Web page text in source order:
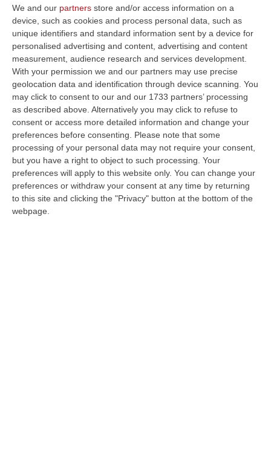
We and our partners store and/or access information on a
device, such as cookies and process personal data, such as
unique identifiers and standard information sent by a device for
personalised advertising and content, advertising and content
measurement, audience research and services development.
With your permission we and our partners may use precise
geolocation data and identification through device scanning. You
may click to consent to our and our 1733 partners’ processing
as described above. Alternatively you may click to refuse to
consent or access more detailed information and change your
preferences before consenting.
Please note that some
processing of your personal data may not require your consent,
but you have a right to object to such processing. Your
preferences will apply to this website only. You can change your
preferences or withdraw your consent at any time by returning
to this site and clicking the "Privacy" button at the bottom of the
webpage.
«Entro una settimana il bando per il
contributo agli studenti fuori sede»
Filippo Pietropaolo (capogruppo di Fratelli
d’Italia): «Un aiuto economico alle famiglie